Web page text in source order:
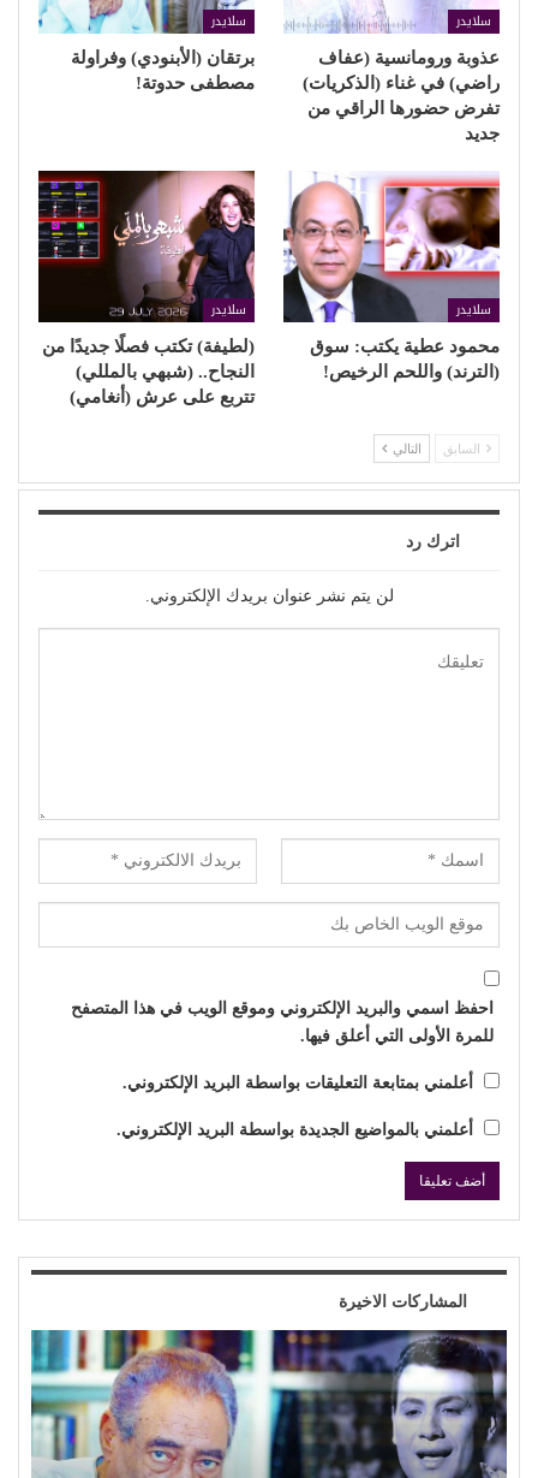
سلايدر
عذوبة ورومانسية (عفاف
راضي) في غناء (الذكريات)
تفرض حضورها الراقي من
جديد
سلايدر
برتقان (الأبنودي) وفراولة
مصطفى حدوتة!
سلايدر
محمود عطية يكتب: سوق
(الترند) واللحم الرخيص!
سلايدر
(لطيفة) تكتب فصلًا جديدًا من
النجاح.. (شبهي بالمللي)
تتربع على عرش (أنغامي)
السابق التالي
اترك رد
لن يتم نشر عنوان بريدك الإلكتروني.
احفظ اسمي والبريد الإلكتروني وموقع الويب في هذا المتصفح
للمرة الأولى التي أعلق فيها.
أعلمني بمتابعة التعليقات بواسطة البريد الإلكتروني.
أعلمني بالمواضيع الجديدة بواسطة البريد الإلكتروني.
المشاركات الاخيرة